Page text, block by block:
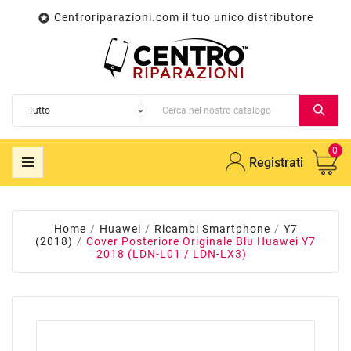
 Centroriparazioni.com il tuo unico distributore
Registrati
0
Home Huawei Ricambi Smartphone
Y7
(2018)
Cover Posteriore Originale Blu Huawei Y7
2018 (LDN-L01 / LDN-LX3)